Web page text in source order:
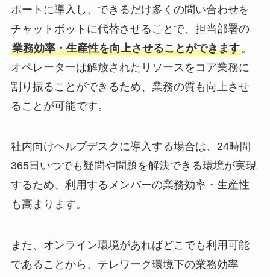
ポートに導入し、できるだけ多くの問い合わせを
チャットボットに代替させることで、担当部署の
業務効率・生産性を向上させることができます。
オペレーターは解放されたリソースをコア業務に
割り振ることができるため、業務の質も向上させ
ることが可能です。
社内向けヘルプデスクに導入する場合は、24時間
365日いつでも疑問や問題を解決できる環境が実現
するため、利用するメンバーの業務効率・生産性
も高まります。
また、オンライン環境があればどこでも利用可能
であることから、テレワーク環境下の業務効率